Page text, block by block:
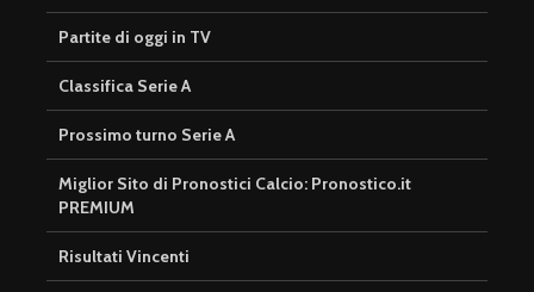
Partite di oggi in TV
Classifica Serie A
Prossimo turno Serie A
Miglior Sito di Pronostici Calcio: Pronostico.it
PREMIUM
Risultati Vincenti